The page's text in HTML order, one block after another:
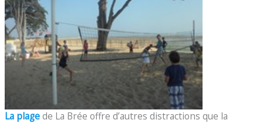
La plagede La Brée offre d’autres distractions que la